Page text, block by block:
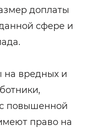
доплаты
сфере и
на вредных и
повышенной
право на